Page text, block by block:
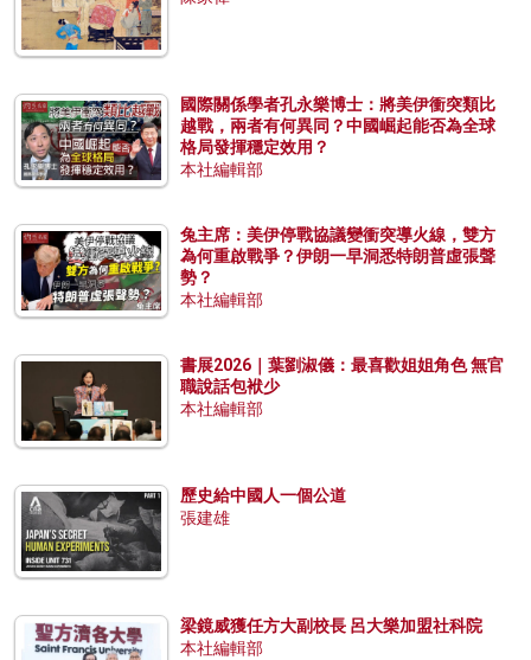
國際關係學者孔永樂博士：將美伊衝突類比
越戰，兩者有何異同？中國崛起能否為全球
格局發揮穩定效用？
本社編輯部
兔主席：美伊停戰協議變衝突導火線，雙方
為何重啟戰爭？伊朗一早洞悉特朗普虛張聲
勢？
本社編輯部
書展2026｜葉劉淑儀：最喜歡姐姐角色 無官
職說話包袱少
本社編輯部
歷史給中國人一個公道
張建雄
梁鏡威獲任方大副校長 呂大樂加盟社科院
本社編輯部